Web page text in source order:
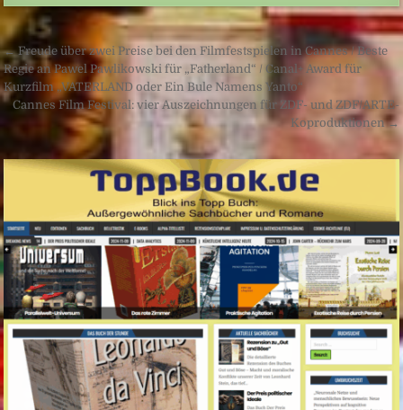
Beitragsnavigation
← Freude über zwei Preise bei den Filmfestspielen in Cannes / Beste
Regie an Pawel Pawlikowski für „Fatherland“ / Canal+ Award für
Kurzfilm „VATERLAND oder Ein Bule Namens Yanto“
Cannes Film Festival: vier Auszeichnungen für ZDF- und ZDF/ARTE-
Koproduktionen →